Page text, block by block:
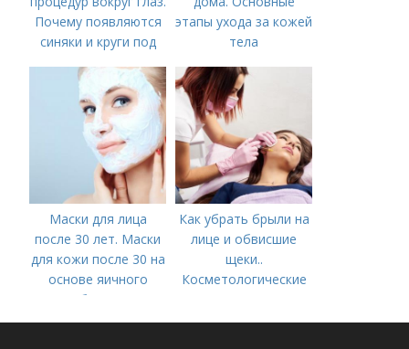
Почему появляются
синяки и круги под
этапы ухода за кожей
тела
Маски для лица
после 30 лет. Маски
для кожи после 30 на
основе яичного
белка
Как убрать брыли на
лице и обвисшие
щеки..
Косметологические